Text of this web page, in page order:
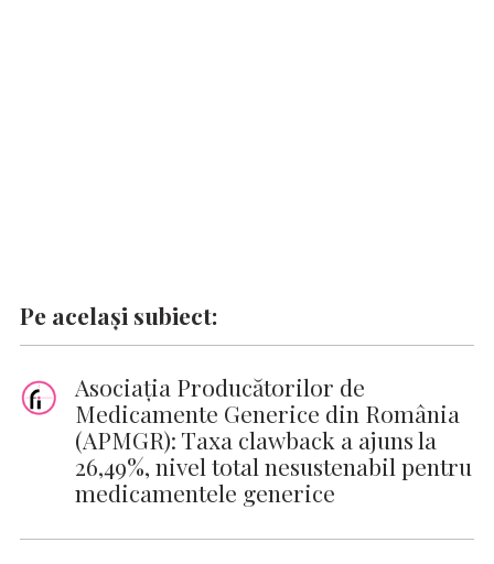
Pe același subiect:
Asociația Producătorilor de
Medicamente Generice din România
(APMGR): Taxa clawback a ajuns la
26,49%, nivel total nesustenabil pentru
medicamentele generice